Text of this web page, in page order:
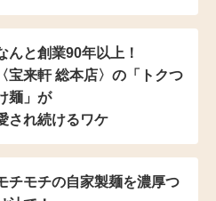
んと創業90年以上！
〈宝来軒 総本店〉の 「トクつ
麺」が
され続けるワケ
チモチの自家製麺を濃厚つ